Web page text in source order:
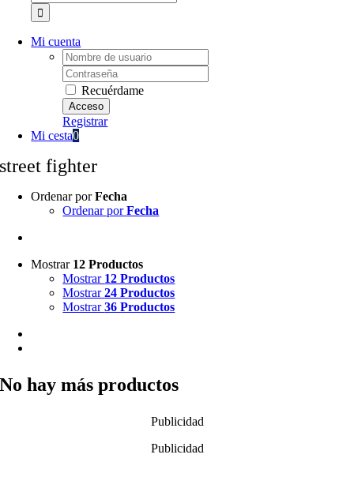
Mi cuenta
Username:
Password:
Recuérdame
Registrar
Mi cesta0
street fighter
Ordenar porFecha
Ordenar porFecha
Mostrar 12 Productos
Mostrar 12 Productos
Mostrar24 Productos
Mostrar36 Productos
No hay más productos
Publicidad
Publicidad